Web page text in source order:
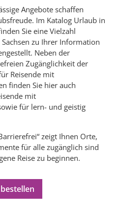
Angebote schaffen
Im Katalog Urlaub in
Sie eine Vielzahl
zu Ihrer Information
Neben der
Zugänglichkeit der
Reisende mit
finden Sie hier auch
mit
für lern- und geistig
zeigt Ihnen Orte,
für alle zugänglich sind
Reise zu beginnen.